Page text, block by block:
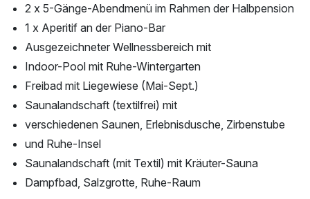
2 x 5-Gänge-Abendmenü im Rahmen der Halbpension
1 x Aperitif an der Piano-Bar
Ausgezeichneter Wellnessbereich mit
Indoor-Pool mit Ruhe-Wintergarten
Freibad mit Liegewiese (Mai-Sept.)
Saunalandschaft (textilfrei) mit
verschiedenen Saunen, Erlebnisdusche, Zirbenstube
und Ruhe-Insel
Saunalandschaft (mit Textil) mit Kräuter-Sauna
Dampfbad, Salzgrotte, Ruhe-Raum